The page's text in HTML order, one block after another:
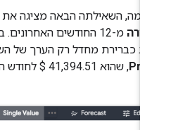
השאילתה הבאה מציגה את
מ-12 החודשים האחרונים.
כברירת מחדל רק הערך של